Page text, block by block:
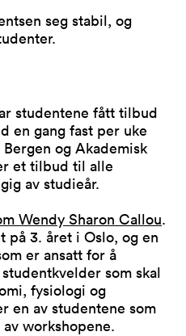
seg stabil, og
studentene fått tilbud
en gang fast per uke
og Akademisk
et tilbud til alle
av studieår.
Wendy Sharon Callou.
på 3. året i Oslo, og en
er ansatt for å
som skal
fysiologi og
en av studentene som
workshopene.